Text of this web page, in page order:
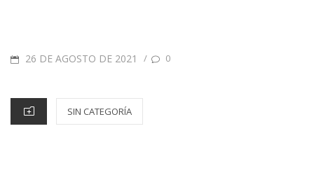
26 DE AGOSTO DE 2021 / 0
SIN CATEGORÍA